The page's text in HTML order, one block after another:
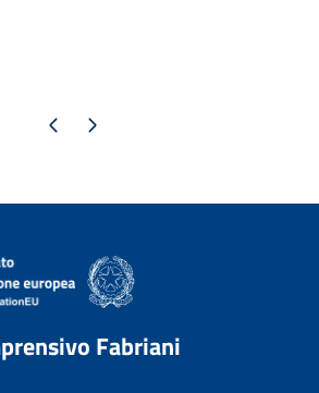
Pagina precedente
Pagina successiva
Fabriani